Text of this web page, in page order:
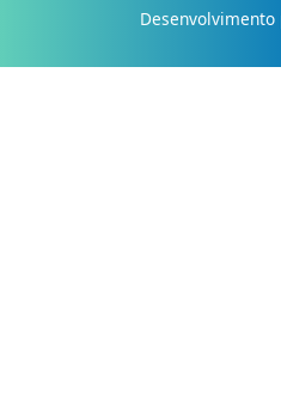
Desenvolvimento